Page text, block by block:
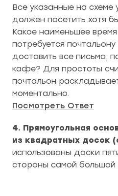
Все указанные на схеме
должен посетить хотя
Какое наименьшее
потребуется
доставить все письма,
кафе? Для простоты
почтальон
моментально.
Посмотреть Ответ
4. Прямоугольная
из квадратных досок
использованы доски
стороны самой большой